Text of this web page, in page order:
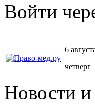
Войти
6
четверг
Новости